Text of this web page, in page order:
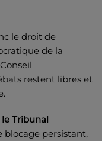
le droit de
de la
restent libres et
Tribunal
blocage persistant,